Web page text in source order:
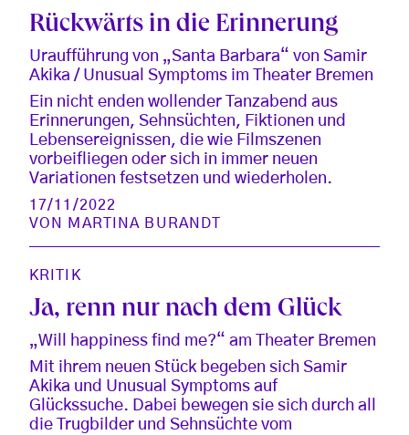
Rückwärts in die Erinnerung
Uraufführung von „Santa Barbara“ von Samir
Akika / Unusual Symptoms im Theater Bremen
Ein nicht enden wollender Tanzabend aus
Erinnerungen, Sehnsüchten, Fiktionen und
Lebensereignissen, die wie Filmszenen
vorbeifliegen oder sich in immer neuen
Variationen festsetzen und wiederholen.
17/11/2022
VON MARTINA BURANDT
KRITIK
Ja, renn nur nach dem Glück
„Will happiness find me?“ am Theater Bremen
Mit ihrem neuen Stück begeben sich Samir
Akika und Unusual Symptoms auf
Glückssuche. Dabei bewegen sie sich durch all
die Trugbilder und Sehnsüchte vom